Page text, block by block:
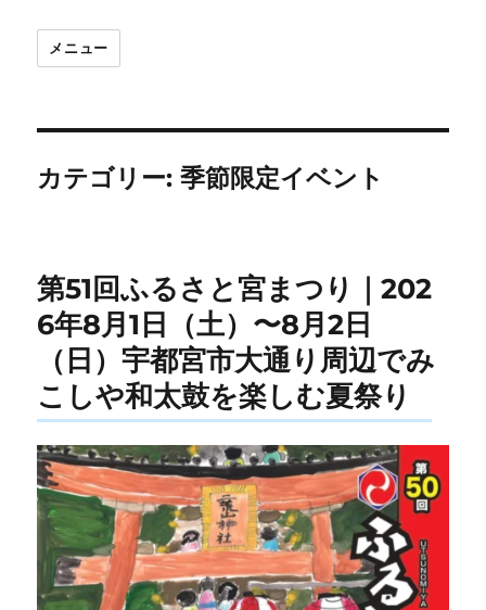
メニュー
カテゴリー:季節限定イベント
第51回ふるさと宮まつり｜202
6年8月1日（土）〜8月2日
（日）宇都宮市大通り周辺でみ
こしや和太鼓を楽しむ夏祭り